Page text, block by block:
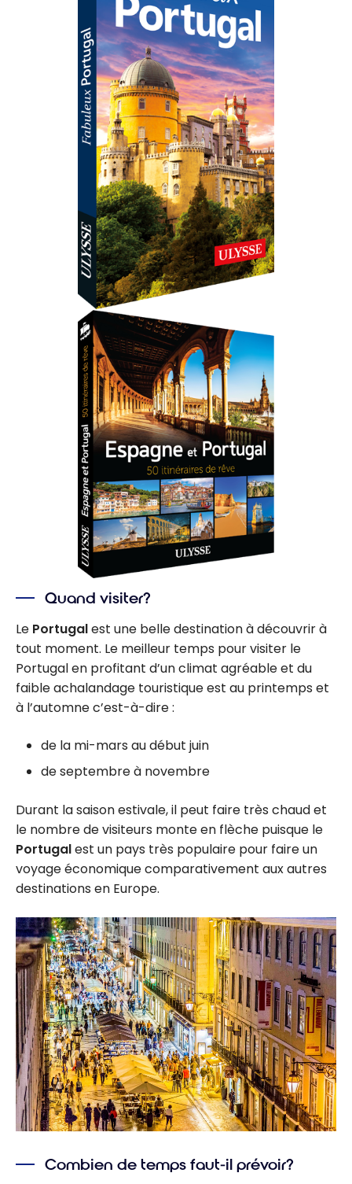
Quand visiter?
Le Portugalest une belle destination à découvrir à
tout moment. Le meilleur temps pour visiter le
Portugal en profitant d’un climat agréable et du
faible achalandage touristique est au printemps et
à l’automne c’est-à-dire :
de la mi-mars au début juin
de septembre à novembre
Durant la saison estivale, il peut faire très chaud et
le nombre de visiteurs monte en flèche puisque le
Portugalest un pays très populaire pour faire un
voyage économique comparativement aux autres
destinations en Europe.
Combien de temps faut-il prévoir?